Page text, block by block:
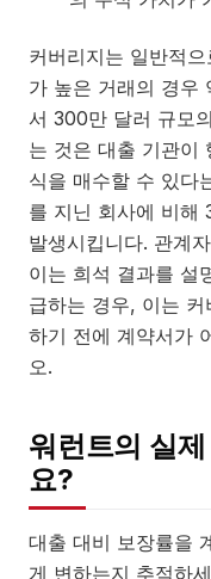
커버리지는 일반적
가 높은 거래의 경우
서 300만 달러 규모
는 것은 대출 기관이
식을 매수할 수 있다
를 지닌 회사에 비해
발생시킵니다. 관계
이는 희석 결과를 설
급하는 경우, 이는
하기 전에 계약서가
오.
워런트의 실
요?
대출 대비 보장률을
게 변하는지 추적하